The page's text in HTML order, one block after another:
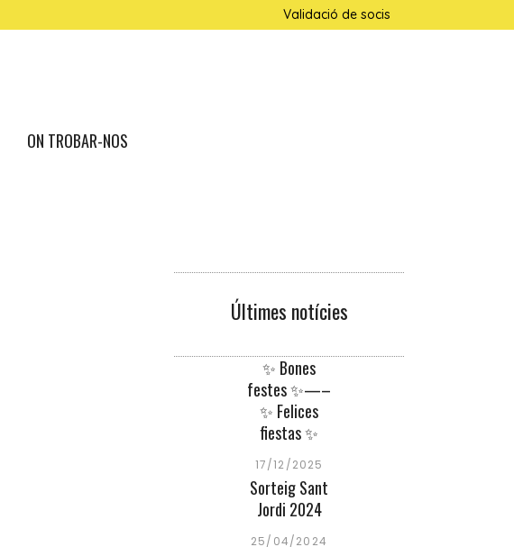
Validació de socis
ON TROBAR-NOS
Últimes notícies
✨ Bones
festes ✨—–
✨ Felices
fiestas ✨
17/12/2025
Sorteig Sant
Jordi 2024
25/04/2024